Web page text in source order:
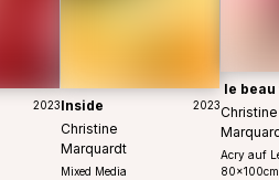
2023Inside
Christine
Marquardt
Mixed Media
2023
le
Christine
Acry auf
80x100cm